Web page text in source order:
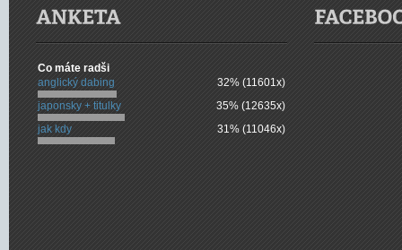
Co máte radši
anglický dabing
32% (11601x)
japonsky + titulky
35% (12635x)
jak kdy
31% (11046x)